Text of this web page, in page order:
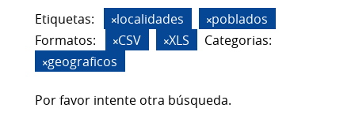
Etiquetas: localidades
poblados
Formatos:
CSV XLS
Categorias:
geograficos
Por favor intente otra búsqueda.